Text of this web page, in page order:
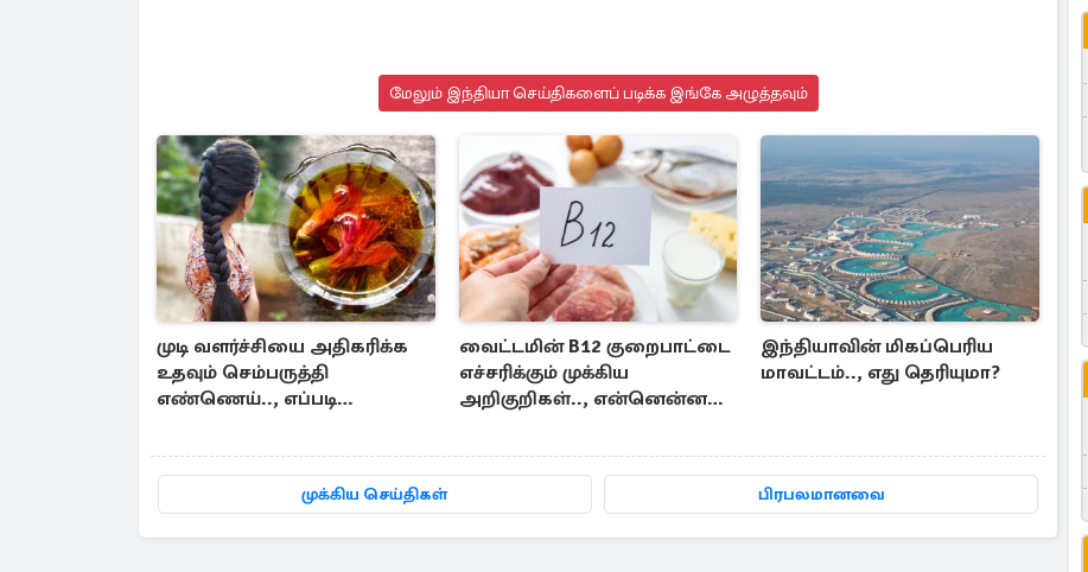
மேலும் இந்தியா செய்திகளைப் படிக்க இங்கே அழுத்தவும்
முடி வளர்ச்சியை அதிகரிக்க
உதவும் செம்பருத்தி
எண்ணெய்.., எப்படி
வைட்டமின் B12 குறைபாட்டை
எச்சரிக்கும் முக்கிய
அறிகுறிகள்.., என்னென்ன
இந்தியாவின் மிகப்பெரிய
மாவட்டம்.., எது தெரியுமா?
முக்கிய செய்திகள் பிரபலமானவை